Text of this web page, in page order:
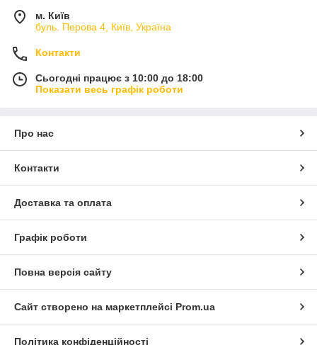
м. Київ
буль. Перова 4, Київ, Україна
Контакти
Сьогодні працює з 10:00 до 18:00
Показати весь графік роботи
Про нас
Контакти
Доставка та оплата
Графік роботи
Повна версія сайту
Сайт створено на маркетплейсі Prom.ua
Політика конфіденційності